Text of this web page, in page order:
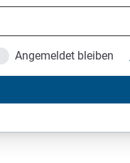
Angemeldet bleiben